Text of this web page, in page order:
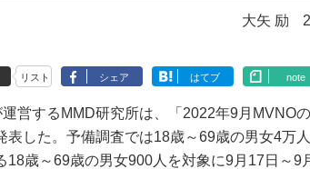
大矢 励
リスト シェア はてブ note
営するMMD研究所は、「2022年9月MVNO
表した。予備調査では18歳～69歳の男女4万
18歳～69歳の男女900人を対象に9月17日～9